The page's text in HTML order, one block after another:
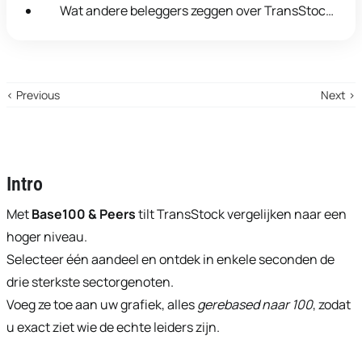
Wat andere beleggers zeggen over TransStock
‹ Previous Next ›
Intro
MetBase100 & Peerstilt TransStock vergelijken naar een
hoger niveau.
Selecteer één aandeel en ontdek in enkele seconden de
drie sterkste sectorgenoten.
Voeg ze toe aan uw grafiek, allesgerebased naar 100, zodat
u exact ziet wie de echte leiders zijn.